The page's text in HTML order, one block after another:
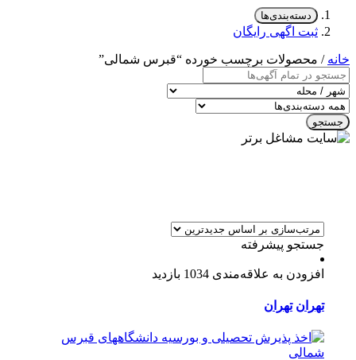
دسته‌بندی‌ها
ثبت اگهی رایگان
خانه / محصولات برچسب خورده “قبرس شمالی”
جستجو
جستجو پیشرفته
افزودن به علاقه‌مندی 1034 بازدید
تهران تهران